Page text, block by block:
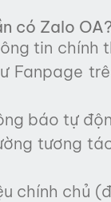
có Zalo
tin chính
Fanpage
báo tự
tương
chính chủ